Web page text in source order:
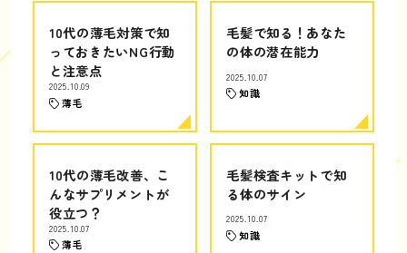
10代の薄毛対策で知
っておきたいNG行動
と注意点
2025.10.09
薄毛
毛髪で知る！あなた
の体の潜在能力
2025.10.07
知識
10代の薄毛改善、こ
んなサプリメントが
役立つ？
2025.10.07
薄毛
毛髪検査キットで知
る体のサイン
2025.10.07
知識